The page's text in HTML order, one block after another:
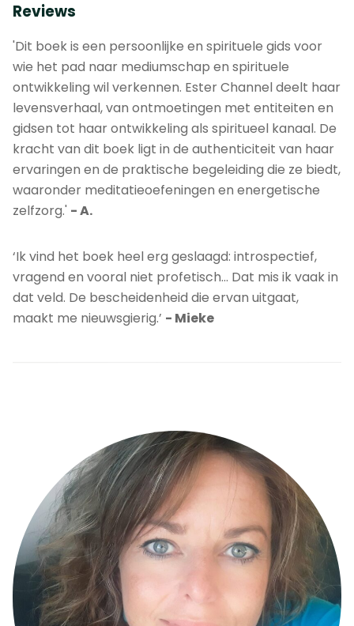
Reviews
'Dit boek is een persoonlijke en spirituele gids voor
wie het pad naar mediumschap en spirituele
ontwikkeling wil verkennen. Ester Channel deelt haar
levensverhaal, van ontmoetingen met entiteiten en
gidsen tot haar ontwikkeling als spiritueel kanaal. De
kracht van dit boek ligt in de authenticiteit van haar
ervaringen en de praktische begeleiding die ze biedt,
waaronder meditatieoefeningen en energetische
zelfzorg.' - A.
‘Ik vind het boek heel erg geslaagd: introspectief,
vragend en vooral niet profetisch... Dat mis ik vaak in
dat veld. De bescheidenheid die ervan uitgaat,
maakt me nieuwsgierig.’ - Mieke